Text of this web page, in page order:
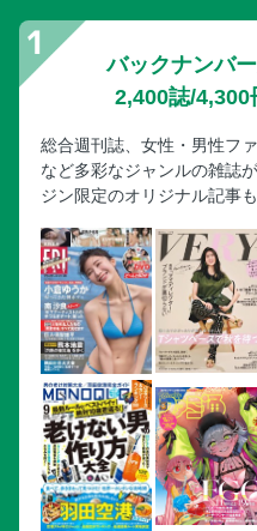
バックナンバ
2,400誌/4,300
総合週刊誌、女性・男性フ
など多彩なジャンルの雑誌
ジン限定のオリジナル記事も